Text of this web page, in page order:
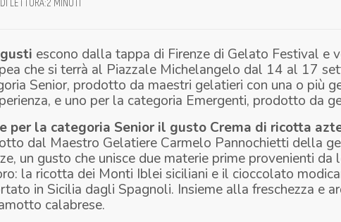
LETTURA:2 MINUTI
escono dalla tappa di Firenze di Gelato Festival e
che si terrà al Piazzale Michelangelo dal 14 al 17
Senior, prodotto da maestri gelatieri con una o più
e uno per la categoria Emergenti, prodotto da
per la categoria Senior il gusto Crema di ricotta
dal Maestro Gelatiere Carmelo Pannochietti della
un gusto che unisce due materie prime provenienti
la ricotta dei Monti Iblei siciliani e il cioccolato
in Sicilia dagli Spagnoli. Insieme alla freschezza e
calabrese.